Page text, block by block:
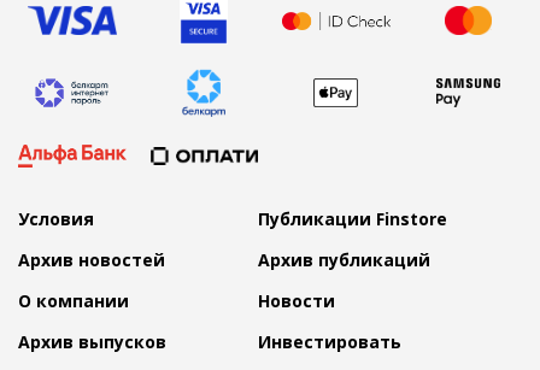
Условия
Публикации Finstore
Архив новостей
Архив публикаций
О компании
Новости
Архив выпусков
Инвестировать